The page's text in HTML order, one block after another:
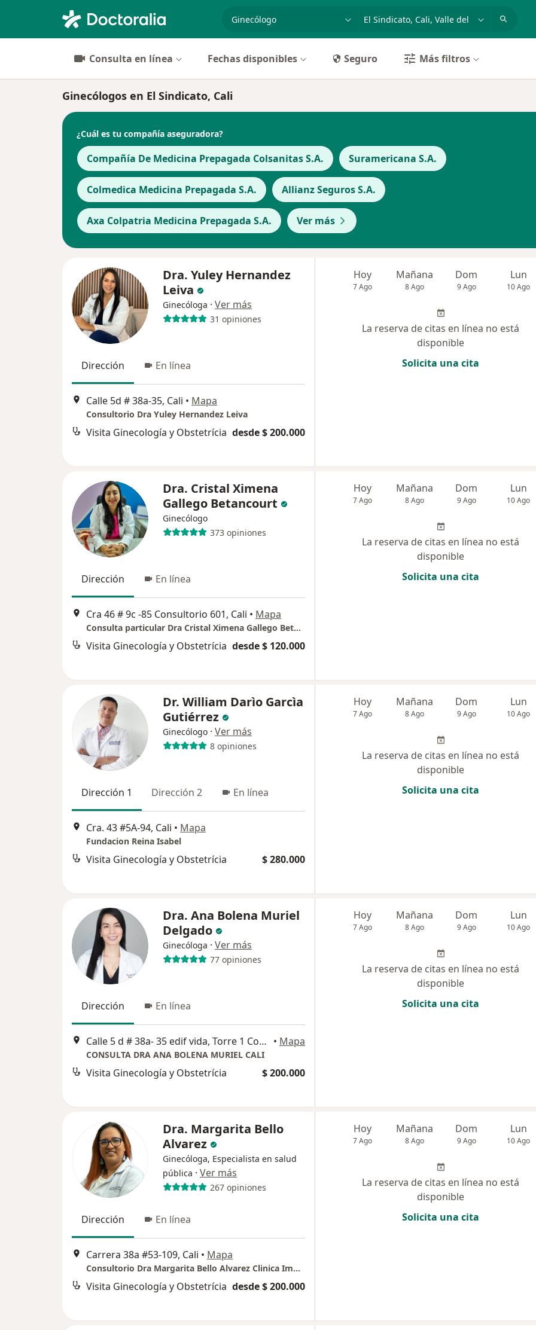
especialidad, enfermedad o nombre
Consulta en línea Fechas disponibles Seguro Más filtros
Ginecólogos en El Sindicato, Cali
¿Cuál es tu compañía aseguradora?
Compañía De Medicina Prepagada Colsanitas S.A. Suramericana S.A.
Colmedica Medicina Prepagada S.A. Allianz Seguros S.A.
Axa Colpatria Medicina Prepagada S.A. Ver más
Dra. Yuley Hernandez
Leiva
Ginecóloga · Ver más
31 opiniones
Dirección En línea
Calle 5d # 38a-35, Cali • Mapa
Consultorio Dra Yuley Hernandez Leiva
Visita Ginecología y Obstetrícia desde $ 200.000
Hoy
7 Ago
Mañana
8 Ago
Dom
9 Ago
Lun
10 Ago
La reserva de citas en línea no está
disponible
Solicita una cita
Dra. Cristal Ximena
Gallego Betancourt
Ginecólogo
373 opiniones
Dirección En línea
Cra 46 # 9c -85 Consultorio 601, Cali • Mapa
Consulta particular Dra Cristal Ximena Gallego Betancourt. - Ginecologa Obstetra
Visita Ginecología y Obstetrícia desde $ 120.000
Hoy
7 Ago
Mañana
8 Ago
Dom
9 Ago
Lun
10 Ago
La reserva de citas en línea no está
disponible
Solicita una cita
Dr. William Darìo Garcìa
Gutiérrez
Ginecólogo · Ver más
8 opiniones
Dirección 1 Dirección 2 En línea
Cra. 43 #5A-94, Cali • Mapa
Fundacion Reina Isabel
Visita Ginecología y Obstetrícia $ 280.000
Hoy
7 Ago
Mañana
8 Ago
Dom
9 Ago
Lun
10 Ago
La reserva de citas en línea no está
disponible
Solicita una cita
Dra. Ana Bolena Muriel
Delgado
Ginecóloga · Ver más
77 opiniones
Dirección En línea
Calle 5 d # 38a- 35 edif vida, Torre 1 Cons. 1136, Cali • Mapa
CONSULTA DRA ANA BOLENA MURIEL CALI
Visita Ginecología y Obstetrícia $ 200.000
Hoy
7 Ago
Mañana
8 Ago
Dom
9 Ago
Lun
10 Ago
La reserva de citas en línea no está
disponible
Solicita una cita
Dra. Margarita Bello
Alvarez
Ginecóloga, Especialista en salud
pública · Ver más
267 opiniones
Dirección En línea
Carrera 38a #53-109, Cali • Mapa
Consultorio Dra Margarita Bello Alvarez Clinica Imbanaco
Visita Ginecología y Obstetrícia desde $ 200.000
Hoy
7 Ago
Mañana
8 Ago
Dom
9 Ago
Lun
10 Ago
La reserva de citas en línea no está
disponible
Solicita una cita